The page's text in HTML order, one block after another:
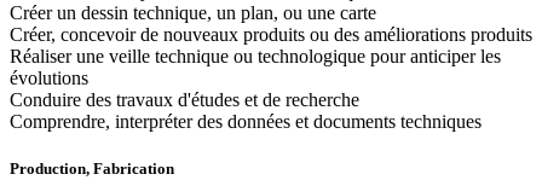
Créer un dessin technique, un plan, ou une carte
Créer, concevoir de nouveaux produits ou des améliorations produits
Réaliser une veille technique ou technologique pour anticiper les
évolutions
Conduire des travaux d'études et de recherche
Comprendre, interpréter des données et documents techniques
Production, Fabrication